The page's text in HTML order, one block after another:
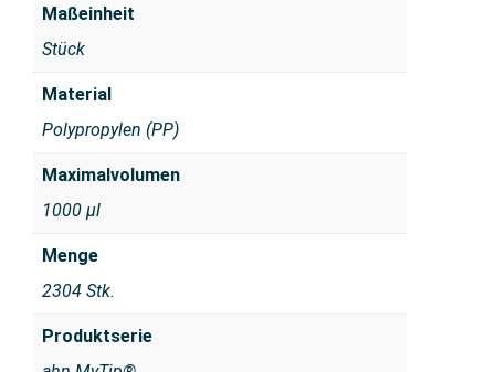
Maßeinheit
Stück
Material
Polypropylen (PP)
Maximalvolumen
1000 μl
Menge
2304 Stk.
Produktserie